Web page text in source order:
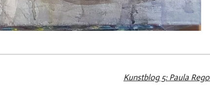
Kunstblog 5: Paula Rego